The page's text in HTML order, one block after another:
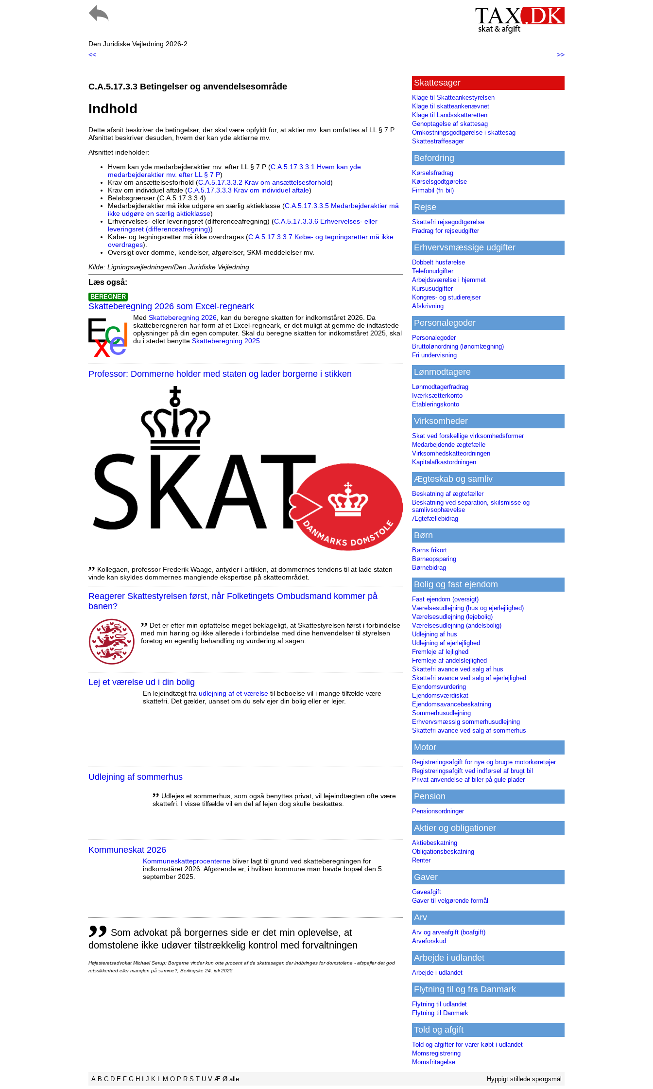
Den Juridiske Vejledning 2026-2
<<
>>
C.A.5.17.3.3 Betingelser og anvendelsesområde
Indhold
Dette afsnit beskriver de betingelser, der skal være opfyldt for, at aktier mv. kan omfattes af LL § 7 P.
Afsnittet beskriver desuden, hvem der kan yde aktierne mv.
Afsnittet indeholder:
Hvem kan yde medarbejderaktier mv. efter LL § 7 P (C.A.5.17.3.3.1 Hvem kan yde
medarbejderaktier mv. efter LL § 7 P)
Krav om ansættelsesforhold (C.A.5.17.3.3.2 Krav om ansættelsesforhold)
Krav om individuel aftale (C.A.5.17.3.3.3 Krav om individuel aftale)
Beløbsgrænser (C.A.5.17.3.3.4)
Medarbejderaktier må ikke udgøre en særlig aktieklasse (C.A.5.17.3.3.5 Medarbejderaktier må
ikke udgøre en særlig aktieklasse)
Erhvervelses- eller leveringsret (differenceafregning) (C.A.5.17.3.3.6 Erhvervelses- eller
leveringsret (differenceafregning))
Købe- og tegningsretter må ikke overdrages (C.A.5.17.3.3.7 Købe- og tegningsretter må ikke
overdrages).
Oversigt over domme, kendelser, afgørelser, SKM-meddelelser mv.
Kilde: Ligningsvejledningen/Den Juridiske Vejledning
Læs også:
BEREGNER
Skatteberegning 2026 som Excel-regneark
Med Skatteberegning 2026 , kan du beregne skatten for indkomståret 2026. Da
skatteberegneren har form af et Excel-regneark, er det muligt at gemme de indtastede
oplysninger på din egen computer. Skal du beregne skatten for indkomståret 2025, skal
du i stedet benytte Skatteberegning 2025
Professor: Dommerne holder med staten og lader borgerne i stikken
,, Kollegaen, professor Frederik Waage, antyder i artiklen, at dommernes tendens til at lade staten
vinde kan skyldes dommernes manglende ekspertise på skatteområdet.
Reagerer Skattestyrelsen først, når Folketingets Ombudsmand kommer på
banen?
,, Det er efter min opfattelse meget beklageligt, at Skattestyrelsen først i forbindelse
med min høring og ikke allerede i forbindelse med dine henvendelser til styrelsen
foretog en egentlig behandling og vurdering af sagen.
Lej et værelse ud i din bolig
En lejeindtægt fra udlejning af et værelse til beboelse vil i mange tilfælde være
skattefri. Det gælder, uanset om du selv ejer din bolig eller er lejer.
Udlejning af sommerhus
,, Udlejes et sommerhus, som også benyttes privat, vil lejeindtægten ofte være
skattefri. I visse tilfælde vil en del af lejen dog skulle beskattes.
Kommuneskat 2026
Kommuneskatte­procenterne bliver lagt til grund ved skatteberegningen for
indkomståret 2026. Afgørende er, i hvilken kommune man havde bopæl den 5.
september 2025.
,, Som advokat på borgernes side er det min oplevelse, at
domstolene ikke udøver tilstrækkelig kontrol med forvaltningen
Højesteretsadvokat Michael Serup: Borgerne vinder kun otte procent af de skattesager, der indbringes for domstolene - afspejler det god
retssikkerhed eller manglen på samme?, Berlingske 24. juli 2025
Skattesager
Klage til Skatteankestyrelsen
Klage til skatteankenævnet
Klage til Landsskatteretten
Genoptagelse af skattesag
Omkostningsgodtgørelse i skattesag
Skattestraffesager
Befordring
Kørselsfradrag
Kørselsgodtgørelse
Firmabil (fri bil)
Rejse
Skattefri rejsegodtgørelse
Fradrag for rejseudgifter
Erhvervsmæssige udgifter
Dobbelt husførelse
Telefonudgifter
Arbejdsværelse i hjemmet
Kursusudgifter
Kongres- og studierejser
Afskrivning
Personalegoder
Personalegoder
Bruttolønordning (lønomlægning)
Fri undervisning
Lønmodtagere
Lønmodtagerfradrag
Iværksætterkonto
Etableringskonto
Virksomheder
Skat ved forskellige virksomhedsformer
Medarbejdende ægtefælle
Virksomhedskatteordningen
Kapitalafkastordningen
Ægteskab og samliv
Beskatning af ægtefæller
Beskatning ved separation, skilsmisse og
samlivsophævelse
Ægtefællebidrag
Børn
Børns frikort
Børneopsparing
Børnebidrag
Bolig og fast ejendom
Fast ejendom (oversigt)
Værelsesudlejning (hus og ejerlejlighed)
Værelsesudlejning (lejebolig)
Værelsesudlejning (andelsbolig)
Udlejning af hus
Udlejning af ejerlejlighed
Fremleje af lejlighed
Fremleje af andelslejlighed
Skattefri avance ved salg af hus
Skattefri avance ved salg af ejerlejlighed
Ejendomsvurdering
Ejendomsværdiskat
Ejendomsavancebeskatning
Sommerhusudlejning
Erhvervsmæssig sommerhusudlejning
Skattefri avance ved salg af sommerhus
Motor
Registreringsafgift for nye og brugte motorkøretøjer
Registreringsafgift ved indførsel af brugt bil
Privat anvendelse af biler på gule plader
Pension
Pensionsordninger
Aktier og obligationer
Aktiebeskatning
Obligationsbeskatning
Renter
Gaver
Gaveafgift
Gaver til velgørende formål
Arv
Arv og arveafgift (boafgift)
Arveforskud
Arbejde i udlandet
Arbejde i udlandet
Flytning til og fra Danmark
Flytning til udlandet
Flytning til Danmark
Told og afgift
Told og afgifter for varer købt i udlandet
Momsregistrering
Momsfritagelse
A B C D E F G H J K L M O P R S T U V Æ Ø alle Hyppigt stillede spørgsmål